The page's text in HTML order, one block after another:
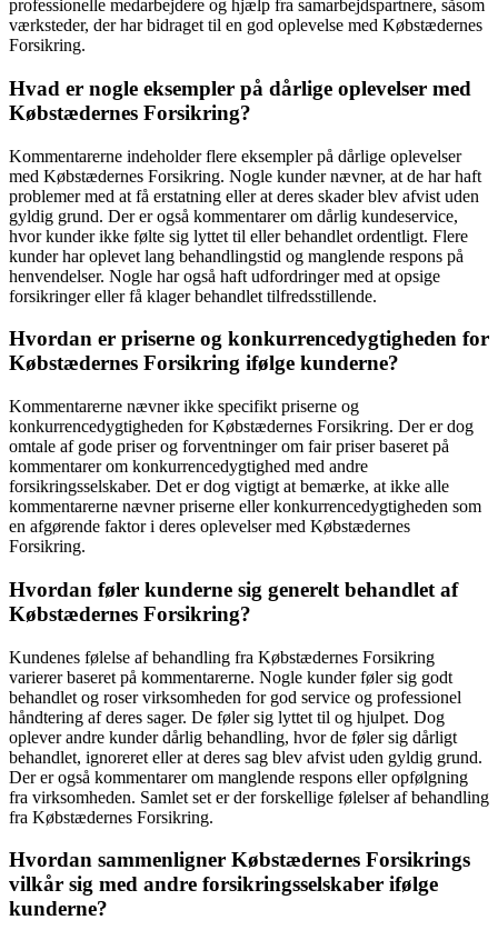
professionelle medarbejdere og hjælp fra samarbejdspartnere, såsom
værksteder, der har bidraget til en god oplevelse med Købstædernes
Forsikring.
Hvad er nogle eksempler på dårlige oplevelser med
Købstædernes Forsikring?
Kommentarerne indeholder flere eksempler på dårlige oplevelser
med Købstædernes Forsikring. Nogle kunder nævner, at de har haft
problemer med at få erstatning eller at deres skader blev afvist uden
gyldig grund. Der er også kommentarer om dårlig kundeservice,
hvor kunder ikke følte sig lyttet til eller behandlet ordentligt. Flere
kunder har oplevet lang behandlingstid og manglende respons på
henvendelser. Nogle har også haft udfordringer med at opsige
forsikringer eller få klager behandlet tilfredsstillende.
Hvordan er priserne og konkurrencedygtigheden for
Købstædernes Forsikring ifølge kunderne?
Kommentarerne nævner ikke specifikt priserne og
konkurrencedygtigheden for Købstædernes Forsikring. Der er dog
omtale af gode priser og forventninger om fair priser baseret på
kommentarer om konkurrencedygtighed med andre
forsikringsselskaber. Det er dog vigtigt at bemærke, at ikke alle
kommentarerne nævner priserne eller konkurrencedygtigheden som
en afgørende faktor i deres oplevelser med Købstædernes
Forsikring.
Hvordan føler kunderne sig generelt behandlet af
Købstædernes Forsikring?
Kundenes følelse af behandling fra Købstædernes Forsikring
varierer baseret på kommentarerne. Nogle kunder føler sig godt
behandlet og roser virksomheden for god service og professionel
håndtering af deres sager. De føler sig lyttet til og hjulpet. Dog
oplever andre kunder dårlig behandling, hvor de føler sig dårligt
behandlet, ignoreret eller at deres sag blev afvist uden gyldig grund.
Der er også kommentarer om manglende respons eller opfølgning
fra virksomheden. Samlet set er der forskellige følelser af behandling
fra Købstædernes Forsikring.
Hvordan sammenligner Købstædernes Forsikrings
vilkår sig med andre forsikringsselskaber ifølge
kunderne?